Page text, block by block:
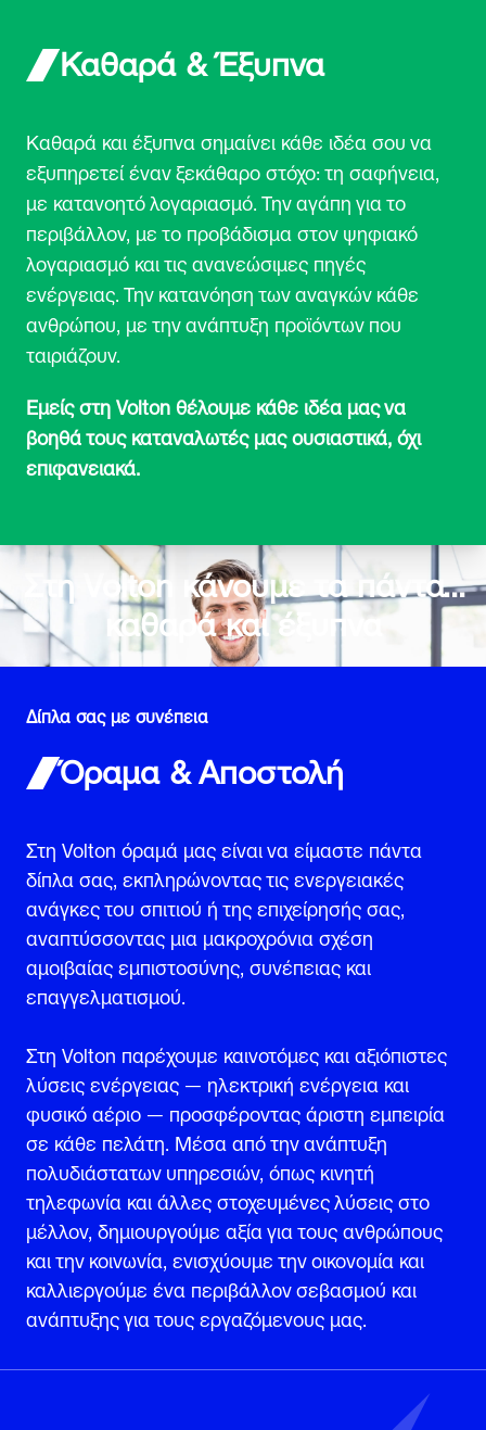
Καθαρά & Έξυπνα
Καθαρά και έξυπνα σημαίνει κάθε ιδέα σου να
εξυπηρετεί έναν ξεκάθαρο στόχο: τη σαφήνεια,
με κατανοητό λογαριασμό. Την αγάπη για το
περιβάλλον, με το προβάδισμα στον ψηφιακό
λογαριασμό και τις ανανεώσιμες πηγές
ενέργειας. Την κατανόηση των αναγκών κάθε
ανθρώπου, με την ανάπτυξη προϊόντων που
ταιριάζουν.
Εμείς στη Volton θέλουμε κάθε ιδέα μας να
βοηθά τους καταναλωτές μας ουσιαστικά, όχι
επιφανειακά.
Στη Volton κάνουμε τα πάντα…
καθαράκαιέξυπνα
Δίπλα σας με συνέπεια
Όραμα & Αποστολή
Στη Volton όραμά μας είναι να είμαστε πάντα
δίπλα σας, εκπληρώνοντας τις ενεργειακές
ανάγκες του σπιτιού ή της επιχείρησής σας,
αναπτύσσοντας μια μακροχρόνια σχέση
αμοιβαίας εμπιστοσύνης, συνέπειας και
επαγγελματισμού.
Στη Volton παρέχουμε καινοτόμες και αξιόπιστες
λύσεις ενέργειας — ηλεκτρική ενέργεια και
φυσικό αέριο — προσφέροντας άριστη εμπειρία
σε κάθε πελάτη. Μέσα από την ανάπτυξη
πολυδιάστατων υπηρεσιών, όπως κινητή
τηλεφωνία και άλλες στοχευμένες λύσεις στο
μέλλον, δημιουργούμε αξία για τους ανθρώπους
και την κοινωνία, ενισχύουμε την οικονομία και
καλλιεργούμε ένα περιβάλλον σεβασμού και
ανάπτυξης για τους εργαζόμενους μας.